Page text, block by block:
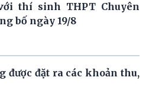
thí sinh THPT Chuyên
bố ngày 19/8
được đặt ra các khoản thu,